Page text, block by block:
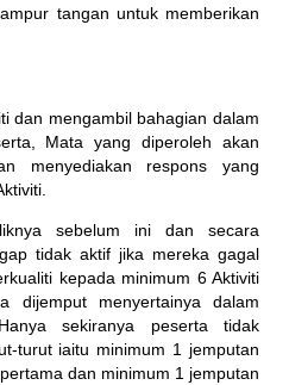
tangan untuk memberikan
dan mengambil bahagian dalam
Mata yang diperoleh akan
menyediakan respons yang
sebelum ini dan secara
tidak aktif jika mereka gagal
kepada minimum 6 Aktiviti
dijemput menyertainya dalam
sekiranya peserta tidak
turut iaitu minimum 1 jemputan
dan minimum 1 jemputan